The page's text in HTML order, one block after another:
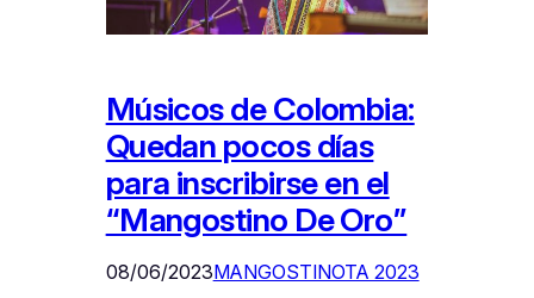
Músicos de Colombia:
Quedan pocos días
para inscribirse en el
“Mangostino De Oro”
08/06/2023MANGOSTINOTA 2023